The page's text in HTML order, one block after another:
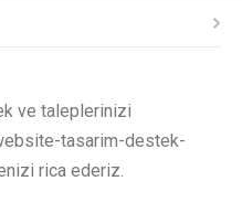
Уve taleplerinizi
tasarim-destek-
rica ederiz.